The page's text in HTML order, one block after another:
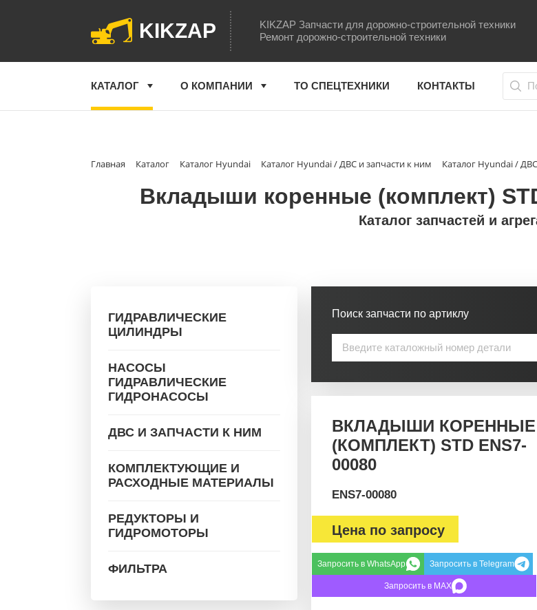
KIKZAP
KIKZAP Запчасти для дорожно-строительной техники
Ремонт дорожно-строительной техники
КАТАЛОГ О КОМПАНИИ ТО СПЕЦТЕХНИКИ КОНТАКТЫ
Главная Каталог Каталог Hyundai Каталог Hyundai / ДВС и запчасти к ним Каталог Hyundai /
Вкладыши коренные (комплект)
Каталог запчастей и
ГИДРАВЛИЧЕСКИЕ
ЦИЛИНДРЫ
НАСОСЫ
ГИДРАВЛИЧЕСКИЕ
ГИДРОНАСОСЫ
ДВС И ЗАПЧАСТИ К НИМ
КОМПЛЕКТУЮЩИЕ И
РАСХОДНЫЕ МАТЕРИАЛЫ
РЕДУКТОРЫ И
ГИДРОМОТОРЫ
ФИЛЬТРА
Поиск запчасти по артиклу
ВКЛАДЫШИ КОРЕННЫЕ
(КОМПЛЕКТ) STD ENS7-
00080
ENS7-00080
Цена по запросу
Запросить в WhatsApp Запросить в Telegram
Запросить в MAX